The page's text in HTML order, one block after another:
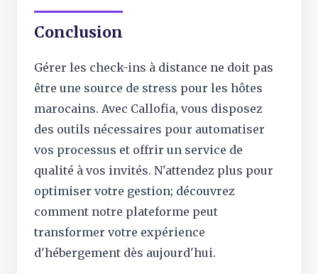
Conclusion
Gérer les check-ins à distance ne doit pas
être une source de stress pour les hôtes
marocains. Avec Callofia, vous disposez
des outils nécessaires pour automatiser
vos processus et offrir un service de
qualité à vos invités. N'attendez plus pour
optimiser votre gestion; découvrez
comment notre plateforme peut
transformer votre expérience
d'hébergement dès aujourd'hui.